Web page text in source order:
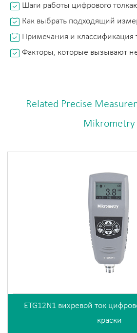
Шаги работы цифрового толкающего манометра и
Как выбрать подходящий
Примечания и классификация
Факторы, которые вызывают неточное
Related Precise
Mikrometry
ETG12N1 вихревой ток
краски